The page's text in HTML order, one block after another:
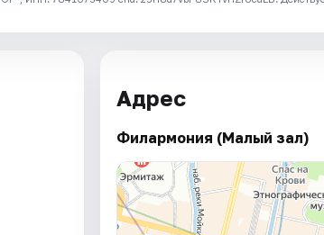
Адрес
Филармония (Малый зал)